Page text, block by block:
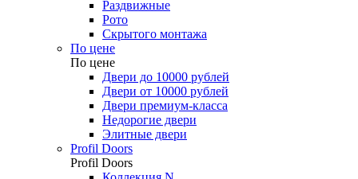
Раздвижные
Рото
Скрытого монтажа
По цене
По цене
Двери до 10000 рублей
Двери от 10000 рублей
Двери премиум-класса
Недорогие двери
Элитные двери
Profil Doors
Profil Doors